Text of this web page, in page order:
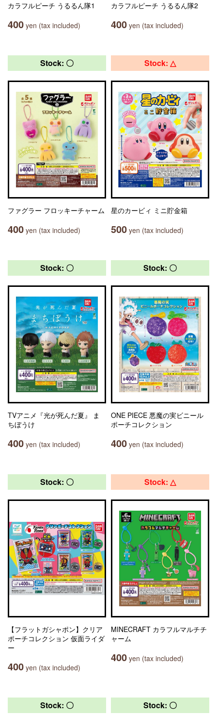
カラフルピーチ うるるん隊1
400 yen (tax included)
カラフルピーチ うるるん隊2
400 yen (tax included)
Stock: 〇
ファグラー フロッキーチャーム
400 yen (tax included)
Stock: △
星のカービィ ミニ貯金箱
500 yen (tax included)
Stock: 〇
TVアニメ『光が死んだ夏』 ま
ちぼうけ
400 yen (tax included)
Stock: 〇
ONE PIECE 悪魔の実ビニール
ポーチコレクション
400 yen (tax included)
Stock: 〇
【フラットガシャポン】クリア
ポーチコレクション 仮面ライダ
ー
400 yen (tax included)
Stock: △
MINECRAFT カラフルマルチチ
ャーム
400 yen (tax included)
Stock: 〇 Stock: 〇